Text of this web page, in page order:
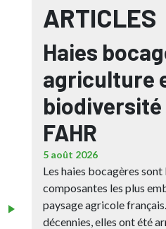
ARTICLES
Haies
agriculture
biodiversité
FAHR
5 août 2026
Les haies bocagères sont
composantes les plus
paysage agricole
décennies, elles ont été